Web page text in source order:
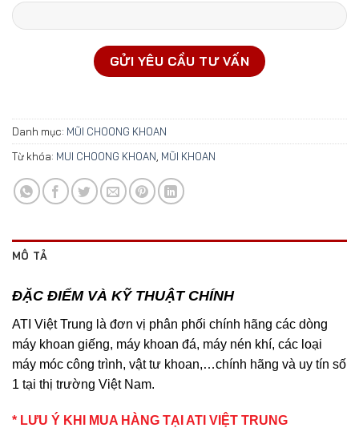
Danh mục: MŨI CHOONG KHOAN
Từ khóa: MUI CHOONG KHOAN MŨI KHOAN
MÔ TẢ
ĐẶC ĐIỂM VÀ KỸ THUẬT CHÍNH
ATI Việt Trung là đơn vị phân phối chính hãng các dòng
máy khoan giếng, máy khoan đá, máy nén khí, các loại
máy móc công trình, vật tư khoan,…chính hãng và uy tín số
1 tại thị trường Việt Nam.
* LƯU Ý KHI MUA HÀNG TẠI ATI VIỆT TRUNG